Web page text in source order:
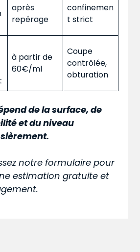
après
repérage
confinemen
t strict
à partir de
60€/ml
Coupe
contrôlée,
obturation
de la surface, de
et du niveau
notre formulaire pour
estimation gratuite et